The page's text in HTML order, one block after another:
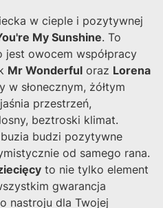
w cieple i pozytywnej
My Sunshine. To
jest owocem współpracy
Mr Wonderful oraz Lorena
w słonecznym, żółtym
przestrzeń,
beztroski klimat.
budzi pozytywne
od samego rana.
to nie tylko element
gwarancja
nastroju dla Twojej